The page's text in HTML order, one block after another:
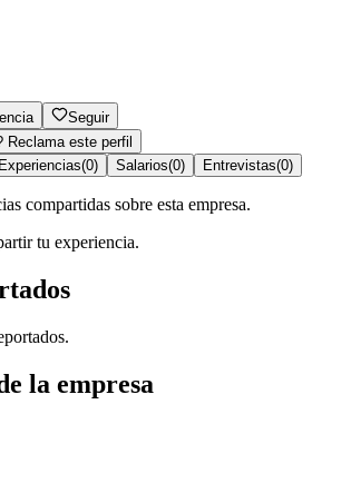
Seguir
Reclama este perfil
Experiencias(0) Salarios(0) Entrevistas(0)
compartidas sobre esta empresa.
tu experiencia.
la empresa